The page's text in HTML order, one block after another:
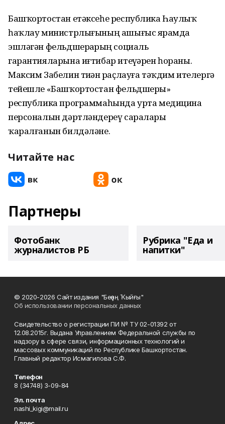
Башҡортостан етәксеһе республика Һаулыҡ
һаҡлау министрлығының ашығыс ярҙамда
эшләгән фельдшерҙарҙың социаль
гарантияларына иғтибар итеүҙәрен һораны.
Максим Забелин тиҙҙән раҫлауға тәҡдим ителергә
тейешле «Башҡортостан фельдшеры»
республика программаһында урта медицина
персоналын дәртләндереү саралары
ҡаралғанын билдәләне.
Читайте нас
Партнеры
Фотобанк
журналистов РБ
Рубрика "Еда и
напитки"
© 2020-2026 Сайт издания "Беҙҙең Ҡыйғы"
Об использовании персональных данных
Свидетельство о регистрации ПИ № ТУ 02-01392 от
12.08.2015г. Выдана Управлением Федеральной службы по
надзору в сфере связи, информационных технологий и
массовых коммуникаций по Республике Башкортостан.
Главный редактор Исмагилова С.Ф.
Телефон
8 (34748) 3-09-84
Эл. почта
nashi_kigi@mail.ru